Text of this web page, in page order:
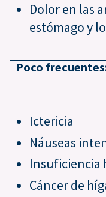
Dolor en las
estómago y
Poco
Ictericia
Náuseas
Insuficiencia
Cáncer de